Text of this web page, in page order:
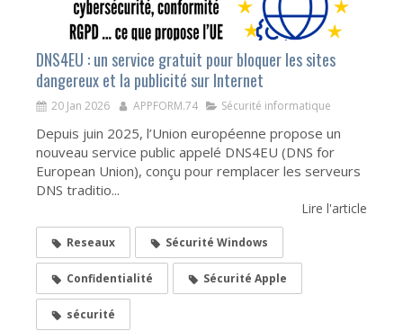
DNS4EU : un service gratuit pour bloquer les sites
dangereux et la publicité sur Internet
20 Jan 2026 APPFORM.74 Sécurité informatique
Depuis juin 2025, l’Union européenne propose un
nouveau service public appelé DNS4EU (DNS for
European Union), conçu pour remplacer les serveurs
DNS traditio...
Lire l'article
Reseaux Sécurité Windows
Confidentialité Sécurité Apple
sécurité